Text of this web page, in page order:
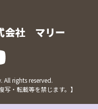
会社 マリー
rights reserved.
写・転載等を禁じます。】